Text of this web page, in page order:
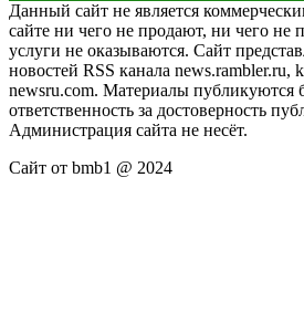
Данный сайт не является
сайте ни чего не продают, ни чего не
услуги не оказываются. Сайт
новостей RSS канала news.rambler.ru,
newsru.com. Материалы публикуются
ответственность за достоверность
Администрация сайта не несёт.
Сайт от bmb1 @ 2024